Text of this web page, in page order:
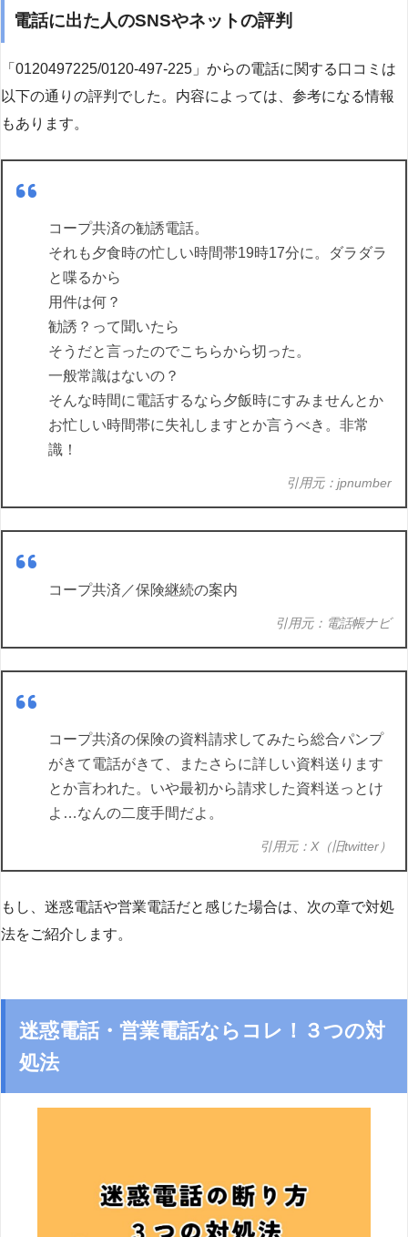
電話に出た人のSNSやネットの評判
「0120497225/0120-497-225」からの電話に関する口コミは
以下の通りの評判でした。内容によっては、参考になる情報
もあります。
コープ共済の勧誘電話。
それも夕食時の忙しい時間帯19時17分に。ダラダラ
と喋るから
用件は何？
勧誘？って聞いたら
そうだと言ったのでこちらから切った。
一般常識はないの？
そんな時間に電話するなら夕飯時にすみませんとか
お忙しい時間帯に失礼しますとか言うべき。非常
識！
引用元：jpnumber
コープ共済／保険継続の案内
引用元：電話帳ナビ
コープ共済の保険の資料請求してみたら総合パンプ
がきて電話がきて、またさらに詳しい資料送ります
とか言われた。いや最初から請求した資料送っとけ
よ…なんの二度手間だよ。
引用元：X（旧twitter）
もし、迷惑電話や営業電話だと感じた場合は、次の章で対処
法をご紹介します。
迷惑電話・営業電話ならコレ！３つの対
処法